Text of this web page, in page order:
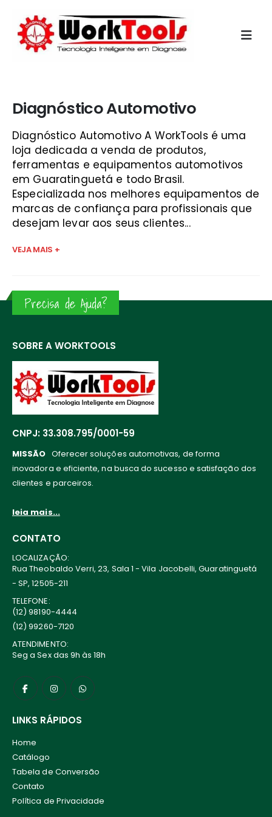
Diagnóstico Automotivo
Diagnóstico Automotivo A WorkTools é uma
loja dedicada a venda de produtos,
ferramentas e equipamentos automotivos
em Guaratinguetá e todo Brasil.
Especializada nos melhores equipamentos de
marcas de confiança para profissionais que
desejam levar aos seus clientes...
VEJA MAIS +
Precisa de Ajuda?
SOBRE A WORKTOOLS
CNPJ: 33.308.795/0001-59
MISSÃO Oferecer soluções automotivas, de forma
inovadora e eficiente, na busca do sucesso e satisfação dos
clientes e parceiros.
leia mais...
CONTATO
LOCALIZAÇÃO:
Rua Theobaldo Verri, 23, Sala 1 - Vila Jacobelli, Guaratinguetá
- SP, 12505-211
TELEFONE:
(12) 98190-4444
(12) 99260-7120
ATENDIMENTO:
Seg a Sex das 9h às 18h
LINKS RÁPIDOS
Home
Catálogo
Tabela de Conversão
Contato
Política de Privacidade